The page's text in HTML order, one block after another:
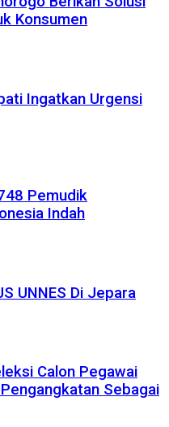
Konsumen
Ingatkan Urgensi
Pemudik
Indah
UNNES Di Jepara
Calon Pegawai
Sebagai